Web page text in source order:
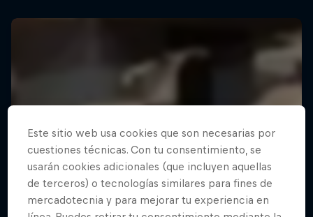
Este sitio web usa cookies que son necesarias por
cuestiones técnicas. Con tu consentimiento, se
usarán cookies adicionales (que incluyen aquellas
de terceros) o tecnologías similares para fines de
mercadotecnia y para mejorar tu experiencia en